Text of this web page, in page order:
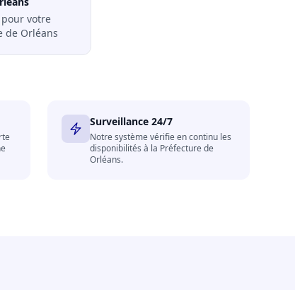
votre
de Orléans
Surveillance 24/7
Notre système vérifie en continu les
disponibilités à la Préfecture de
Orléans.